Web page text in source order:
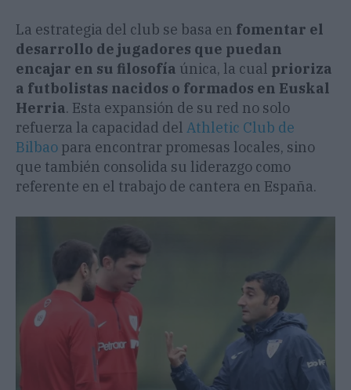
La estrategia del club se basa en fomentar el
desarrollo de jugadores que puedan
encajar en su filosofía única, la cual prioriza
a futbolistas nacidos o formados en Euskal
Herria. Esta expansión de su red no solo
refuerza la capacidad del Athletic Club de
Bilbao para encontrar promesas locales, sino
que también consolida su liderazgo como
referente en el trabajo de cantera en España.